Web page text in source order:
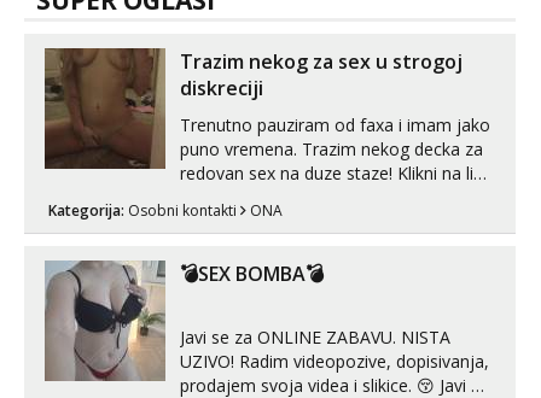
Trazim nekog za sex u strogoj
diskreciji
Trenutno pauziram od faxa i imam jako
puno vremena. Trazim nekog decka za
redovan sex na duze staze! Klikni na link
Kategorija: Osobni kontakti ONA
💣SEX BOMBA💣
Javi se za ONLINE ZABAVU. NISTA
UZIVO! Radim videopozive, dopisivanja,
prodajem svoja videa i slikice. 😚 Javi mi